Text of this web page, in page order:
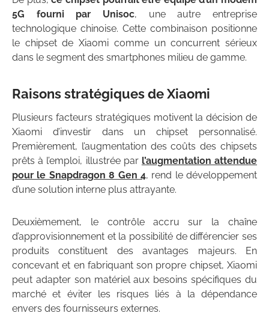
5G fourni par Unisoc, une autre entreprise
technologique chinoise. Cette combinaison positionne
le chipset de Xiaomi comme un concurrent sérieux
dans le segment des smartphones milieu de gamme.
Raisons stratégiques de Xiaomi
Plusieurs facteurs stratégiques motivent la décision de
Xiaomi d’investir dans un chipset personnalisé.
Premièrement, l’augmentation des coûts des chipsets
prêts à l’emploi, illustrée par l’augmentation attendue
pour le Snapdragon 8 Gen 4, rend le développement
d’une solution interne plus attrayante.
Deuxièmement, le contrôle accru sur la chaîne
d’approvisionnement et la possibilité de différencier ses
produits constituent des avantages majeurs. En
concevant et en fabriquant son propre chipset, Xiaomi
peut adapter son matériel aux besoins spécifiques du
marché et éviter les risques liés à la dépendance
envers des fournisseurs externes.